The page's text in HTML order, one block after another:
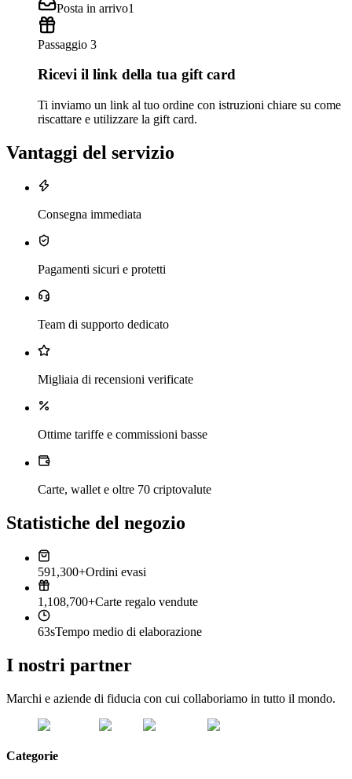
Posta in arrivo1
Passaggio 3
Ricevi il link della tua gift card
Ti inviamo un link al tuo ordine con istruzioni chiare su come
riscattare e utilizzare la gift card.
Vantaggi del servizio
Consegna immediata
Pagamenti sicuri e protetti
Team di supporto dedicato
Migliaia di recensioni verificate
Ottime tariffe e commissioni basse
Carte, wallet e oltre 70 criptovalute
Statistiche del negozio
591,300+Ordini evasi
1,108,700+Carte regalo vendute
63sTempo medio di elaborazione
I nostri partner
Marchi e aziende di fiducia con cui collaboriamo in tutto il mondo.
Categorie